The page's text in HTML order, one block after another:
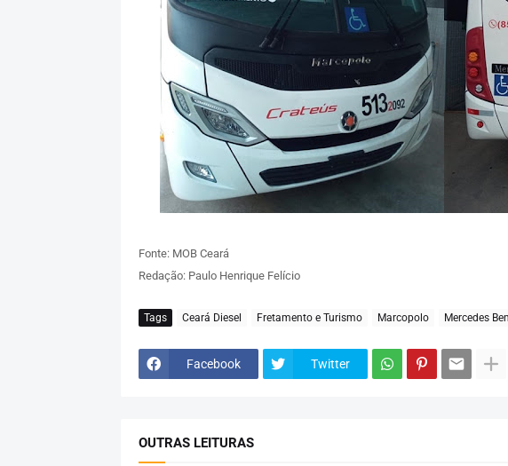
Fonte: MOB Ceará
Redação: Paulo Henrique Felício
Tags Ceará Diesel Fretamento e Turismo Marcopolo Mercedes
Facebook Twitter
OUTRAS LEITURAS